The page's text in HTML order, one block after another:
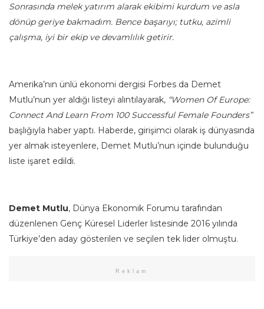
Sonrasında melek yatırım alarak ekibimi kurdum ve asla
dönüp geriye bakmadım. Bence başarıyı; tutku, azimli
çalışma, iyi bir ekip ve devamlılık getirir.
Amerika’nın ünlü ekonomi dergisi Forbes da Demet
Mutlu’nun yer aldığı listeyi alıntılayarak, “Women Of Europe:
Connect And Learn From 100 Successful Female Founders”
başlığıyla haber yaptı. Haberde, girişimci olarak iş dünyasında
yer almak isteyenlere, Demet Mutlu’nun içinde bulunduğu
liste işaret edildi.
Demet Mutlu, Dünya Ekonomik Forumu tarafından
düzenlenen Genç Küresel Liderler listesinde 2016 yılında
Türkiye’den aday gösterilen ve seçilen tek lider olmuştu.
Reklam